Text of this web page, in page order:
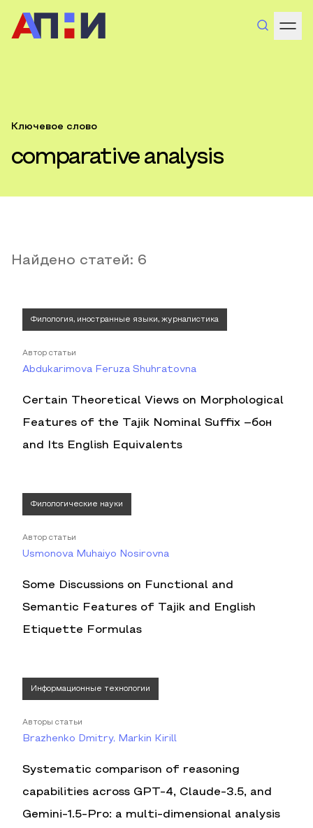
Ключевое слово
comparative analysis
Найдено статей: 6
Филология, иностранные языки, журналистика
Автор статьи
Abdukarimova Feruza Shuhratovna
Certain Theoretical Views on Morphological
Features of the Tajik Nominal Suffix –бон
and Its English Equivalents
Филологические науки
Автор статьи
Usmonova Muhaiyo Nosirovna
Some Discussions on Functional and
Semantic Features of Tajik and English
Etiquette Formulas
Информационные технологии
Авторы статьи
Brazhenko Dmitry, Markin Kirill
Systematic comparison of reasoning
capabilities across GPT-4, Claude-3.5, and
Gemini-1.5-Pro: a multi-dimensional analysis